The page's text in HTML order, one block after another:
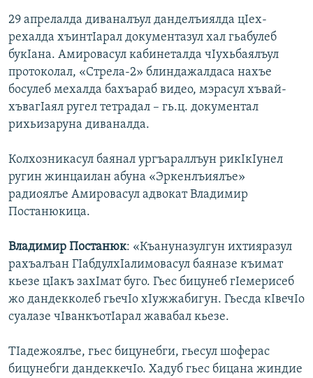
29 апрелалда диваналъул данделъиялда цIех-
рехалда хъинтIарал документазул хал гьабулеб
букIана. Амировасул кабинеталда чIухьбаялъул
протоколал, «Стрела-2» блиндажалдаса нахъе
босулеб мехалда бахъараб видео, мэрасул хъвай-
хъвагIаял ругел тетрадал – гь.ц. документал
рихьизаруна диваналда.
Колхозникасул баянал ургъараллъун рикIкIунел
ругин жинцаилан абуна «Эркенлъиялъе»
радиоялъе Амировасул адвокат Владимир
Постанюкица.
Владимир Постанюк: «Къануназулгун ихтияразул
рахъалъан ГIабдулхIалимовасул баяназе къимат
кьезе цIакъ захIмат буго. Гьес бицунеб гIемерисеб
жо дандекколеб гьечIо хIужжабигун. Гьесда кIвечIо
суалазе чIванкъотIарал жавабал кьезе.
ТIадежоялъе, гьес бицунебги, гьесул шоферас
бицунебги дандеккечIо. Хадуб гьес бицана жиндие